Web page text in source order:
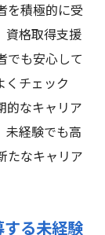
を積極的に受
資格取得支援
でも安心して
くチェック
的なキャリア
未経験でも高
たなキャリア
る未経験